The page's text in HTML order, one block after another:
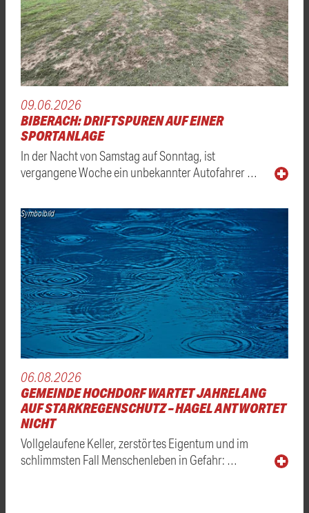
09.06.2026
BIBERACH: DRIFTSPUREN AUF EINER
SPORTANLAGE
In der Nacht von Samstag auf Sonntag, ist
vergangene Woche ein unbekannter Autofahrer …
Symbolbild
06.08.2026
GEMEINDE HOCHDORF WARTET JAHRELANG
AUF STARKREGENSCHUTZ – HAGEL ANTWORTET
NICHT
Vollgelaufene Keller, zerstörtes Eigentum und im
schlimmsten Fall Menschenleben in Gefahr: …